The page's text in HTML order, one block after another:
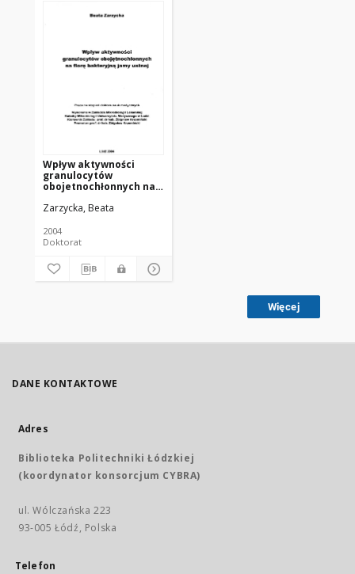
Wpływ aktywności
granulocytów
obojetnochłonnych na
ustnej
Zarzycka, Beata
2004
Doktorat
Więcej
DANE KONTAKTOWE
Adres
Biblioteka Politechniki Łódzkiej
(koordynator konsorcjum CYBRA)
ul. Wólczańska 223
93-005 Łódź, Polska
Telefon